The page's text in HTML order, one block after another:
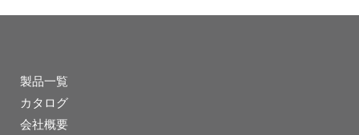
製品一覧
カタログ
会社概要